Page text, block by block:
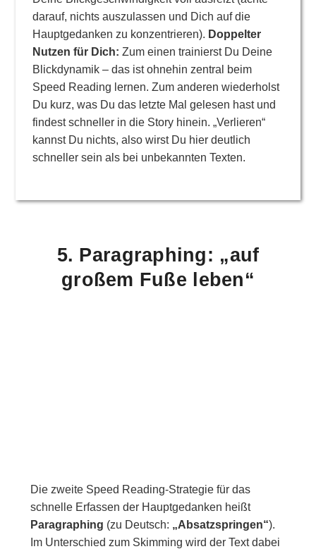
darauf, nichts auszulassen und Dich auf die
Hauptgedanken zu konzentrieren). Doppelter
Nutzen für Dich: Zum einen trainierst Du Deine
Blickdynamik – das ist ohnehin zentral beim
Speed Reading lernen. Zum anderen wiederholst
Du kurz, was Du das letzte Mal gelesen hast und
findest schneller in die Story hinein. „Verlieren“
kannst Du nichts, also wirst Du hier deutlich
schneller sein als bei unbekannten Texten.
5. Paragraphing: „auf
großem Fuße leben“
Die zweite Speed Reading-Strategie für das
schnelle Erfassen der Hauptgedanken heißt
Paragraphing (zu Deutsch: „Absatzspringen“).
Im Unterschied zum Skimming wird der Text dabei